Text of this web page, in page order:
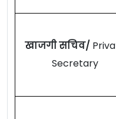
खाजगी सचिव/
Secretary